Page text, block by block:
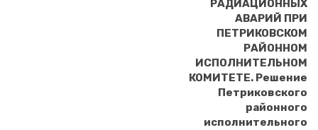
РАДИАЦИОННЫХ
АВАРИЙ ПРИ
ПЕТРИКОВСКОМ
РАЙОННОМ
ИСПОЛНИТЕЛЬНОМ
КОМИТЕТЕ. Решение
Петриковского
районного
исполнительного